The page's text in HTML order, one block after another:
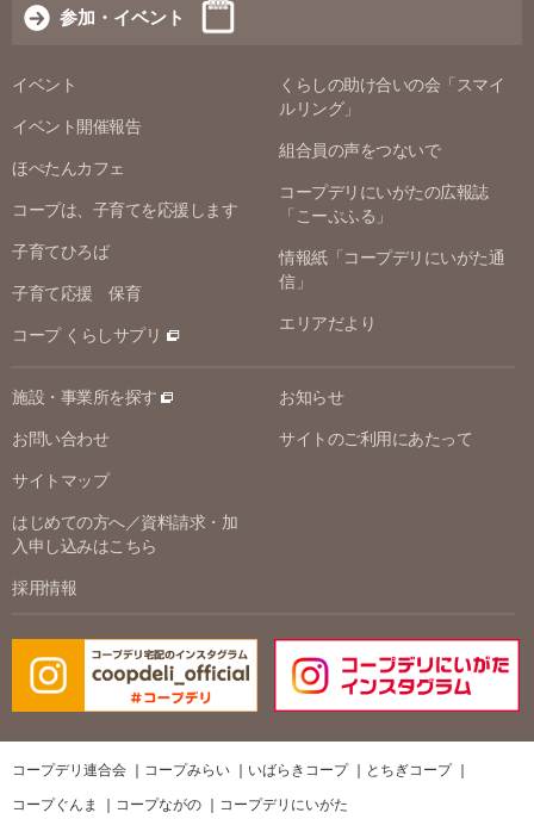
参加・イベント
イベント
イベント開催報告
ほぺたんカフェ
コープは、子育てを応援します
子育てひろば
子育て応援 保育
コープ くらしサプリ
くらしの助け合いの会「スマイ
ルリング」
組合員の声をつないで
コープデリにいがたの広報誌
「こーぷふる」
情報紙「コープデリにいがた通
信」
エリアだより
施設・事業所を探す
お問い合わせ
サイトマップ
はじめての方へ／資料請求・加
入申し込みはこちら
採用情報
お知らせ
サイトのご利用にあたって
コープデリ連合会 コープみらい いばらきコープ とちぎコープ
コープぐんま コープながの コープデリにいがた